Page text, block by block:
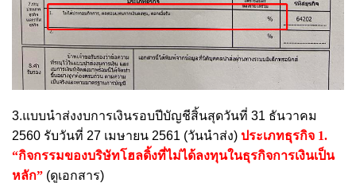
3.แบบนำส่งงบการเงินรอบปีบัญชีสิ้นสุดวันที่ 31 ธันวาคม
2560 รับวันที่ 27 เมษายน 2561 (วันนำส่ง) ประเภทธุรกิจ 1.
“กิจกรรมของบริษัทโฮลดิ้งที่ไม่ได้ลงทุนในธุรกิจการเงินเป็น
หลัก” (ดูเอกสาร)